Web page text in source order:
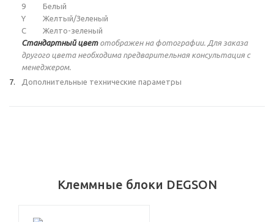
9
Белый
Y
Желтый/Зеленый
C
Желто-зеленый
Стандартный цветотображен на фотографии. Для заказа
другого цвета необходима предварительная консультация с
менеджером.
Дополнительные технические параметры
Клеммные блоки DEGSON